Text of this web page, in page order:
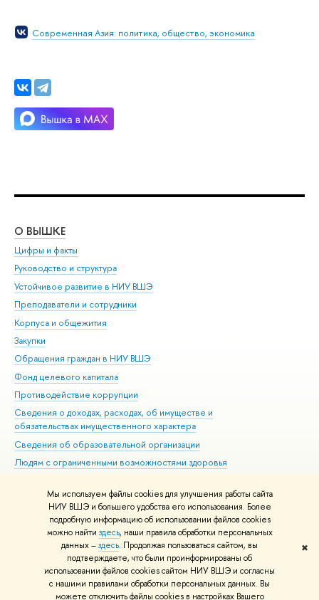
Мы используем файлы cookies для улучшения работы сайта
НИУ ВШЭ и большего удобства его использования. Более
подробную информацию об использовании файлов cookies
можно найти здесь, наши правила обработки персональных
данных –здесь. Продолжая пользоваться сайтом, вы
подтверждаете, что были проинформированы об
использовании файлов cookies сайтом НИУ ВШЭ и согласны
с нашими правилами обработки персональных данных. Вы
можете отключить файлы cookies в настройках Вашего
✖
Современная Азия: политика, общество, экономика
О ВЫШКЕ
Цифры и факты
Руководство и структура
Устойчивое развитие в НИУ ВШЭ
Преподаватели и сотрудники
Корпуса и общежития
Закупки
Обращения граждан в НИУ ВШЭ
Фонд целевого капитала
Противодействие коррупции
Сведения о доходах, расходах, об имуществе и
обязательствах имущественного характера
Сведения об образовательной организации
Людям с ограниченными возможностями здоровья
Работа в Вышке
© НИУ ВШЭ 1993–2026 Адреса и контакты Условия использования
материалов Политика конфиденциальности Карта сайта